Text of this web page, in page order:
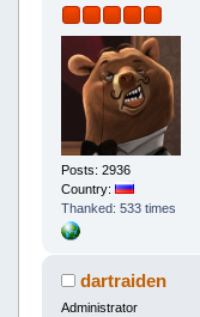
Posts: 2936
Country:
Thanked: 533 times
dartraiden
Administrator